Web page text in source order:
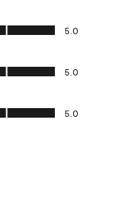
5.0
5.0
5.0